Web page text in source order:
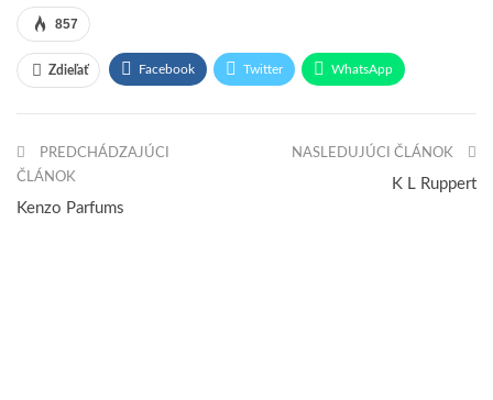
857
Zdieľať Facebook Twitter WhatsApp
PREDCHÁDZAJÚCI
ČLÁNOK
Kenzo Parfums
NASLEDUJÚCI ČLÁNOK
K L Ruppert